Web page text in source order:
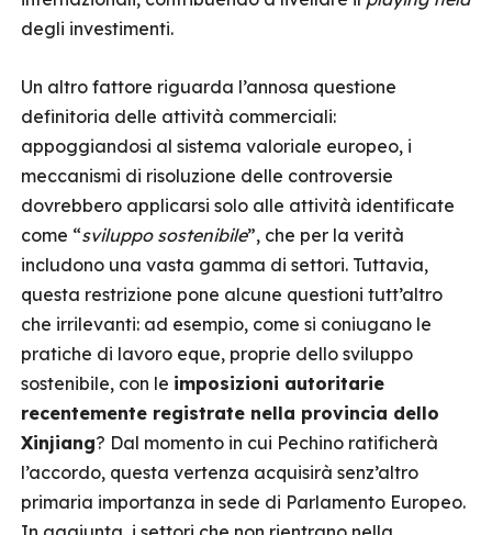
degli investimenti.
Un altro fattore riguarda l’annosa questione
definitoria delle attività commerciali:
appoggiandosi al sistema valoriale europeo, i
meccanismi di risoluzione delle controversie
dovrebbero applicarsi solo alle attività identificate
come “sviluppo sostenibile”, che per la verità
includono una vasta gamma di settori. Tuttavia,
questa restrizione pone alcune questioni tutt’altro
che irrilevanti: ad esempio, come si coniugano le
pratiche di lavoro eque, proprie dello sviluppo
sostenibile, con le imposizioni autoritarie
recentemente registrate nella provincia dello
Xinjiang? Dal momento in cui Pechino ratificherà
l’accordo, questa vertenza acquisirà senz’altro
primaria importanza in sede di Parlamento Europeo.